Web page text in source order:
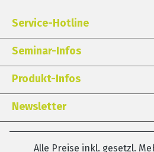
Service-Hotline
Seminar-Infos
Produkt-Infos
Newsletter
Alle Preise inkl. gesetzl.